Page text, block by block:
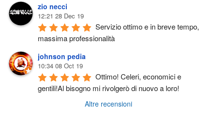
zio necci
12:21 28 Dec 19
Servizio ottimo e in breve tempo,
massima professionalità
johnson pedia
10:34 08 Oct 19
Ottimo! Celeri, economici e
gentili!Al bisogno mi rivolgerò di nuovo a loro!
Altre recensioni